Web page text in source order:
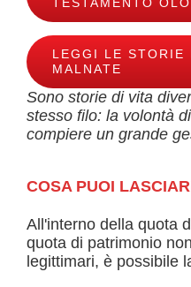
LEGGI LE STORIE
MALNATE
Sono storie di vita
stesso filo: la volontà
compiere un grande
COSA PUOI
All'interno della quota
quota di patrimonio
legittimari, è possibile